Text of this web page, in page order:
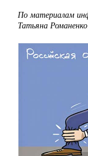
По материалам
Татьяна